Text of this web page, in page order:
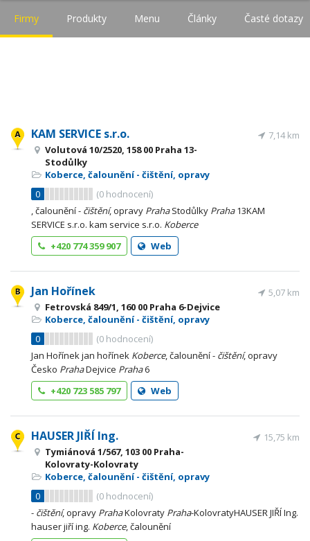
Firmy Produkty Menu Články Časté dotazy
KAM SERVICE s.r.o.
Volutová 10/2520, 158 00 Praha 13-
Stodůlky
Koberce, čalounění - čištění, opravy
0
(0 hodnocení)
7,14 km
, čalounění - čištění, opravy PrahaStodůlky Praha13KAM
SERVICE s.r.o. kam service s.r.o. Koberce
+420 774 359 907
Web
Jan Hořínek
Fetrovská 849/1, 160 00 Praha 6-Dejvice
Koberce, čalounění - čištění, opravy
0
(0 hodnocení)
5,07 km
Jan Hořínek jan hořínek Koberce, čalounění - čištění, opravy
Česko PrahaDejvice Praha6
+420 723 585 797
Web
HAUSER JIŘÍ Ing.
Tymiánová 1/567, 103 00 Praha-
Kolovraty-Kolovraty
Koberce, čalounění - čištění, opravy
0
(0 hodnocení)
15,75 km
- čištění, opravy PrahaKolovraty Praha-KolovratyHAUSER JIŘÍ Ing.
hauser jiří ing. Koberce, čalounění